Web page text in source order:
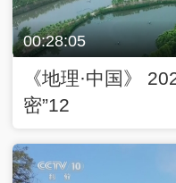
00:28:05
《地理·中国》
密”12